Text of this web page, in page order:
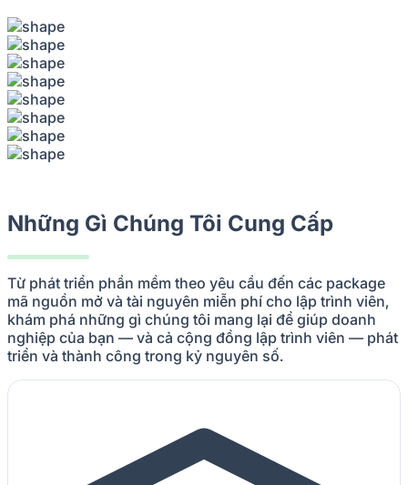
Những Gì Chúng Tôi Cung Cấp
Từ phát triển phần mềm theo yêu cầu đến các package
mã nguồn mở và tài nguyên miễn phí cho lập trình viên,
khám phá những gì chúng tôi mang lại để giúp doanh
nghiệp của bạn — và cả cộng đồng lập trình viên — phát
triển và thành công trong kỷ nguyên số.